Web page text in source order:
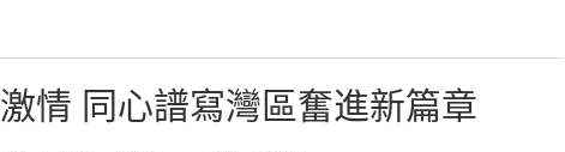
情 同心譜寫灣區奮進新篇章